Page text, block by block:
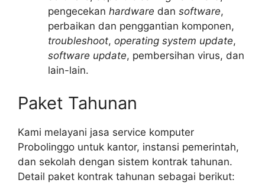
pengecekan hardware dan software,
perbaikan dan penggantian komponen,
troubleshoot, operating system update,
software update, pembersihan virus, dan
lain-lain.
Paket Tahunan
Kami melayani jasa service komputer
Probolinggo untuk kantor, instansi pemerintah,
dan sekolah dengan sistem kontrak tahunan.
Detail paket kontrak tahunan sebagai berikut: